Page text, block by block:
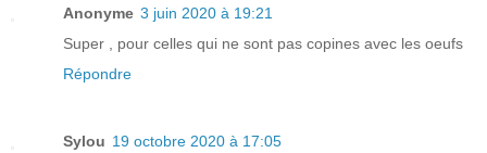
Anonyme 3 juin 2020 à 19:21
Super , pour celles qui ne sont pas copines avec les oeufs
Répondre
Sylou 19 octobre 2020 à 17:05